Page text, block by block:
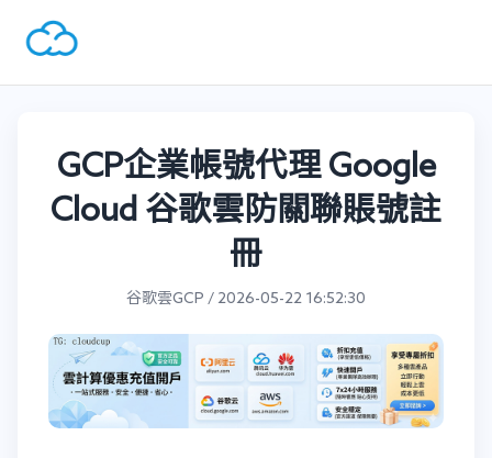
GCP企業帳號代理 Google
Cloud 谷歌雲防關聯賬號註
冊
谷歌雲GCP / 2026-05-22 16:52:30